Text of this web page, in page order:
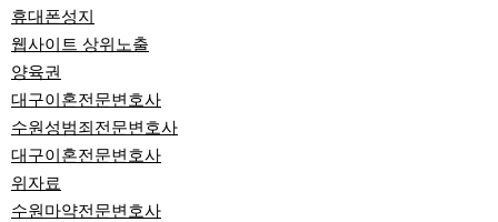
휴대폰성지
웹사이트 상위노출
양육권
대구이혼전문변호사
수원성범죄전문변호사
대구이혼전문변호사
위자료
수원마약전문변호사